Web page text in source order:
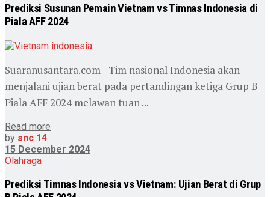
Prediksi Susunan Pemain Vietnam vs Timnas Indonesia di
Piala AFF 2024
Suaranusantara.com - Tim nasional Indonesia akan
menjalani ujian berat pada pertandingan ketiga Grup B
Piala AFF 2024 melawan tuan ...
Read more
by snc 14
15 December 2024
Olahraga
Prediksi Timnas Indonesia vs Vietnam: Ujian Berat di Grup